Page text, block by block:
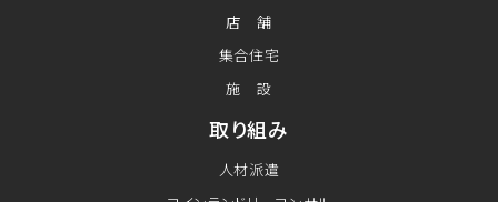
店 舗
集合住宅
施 設
取り組み
人材派遣